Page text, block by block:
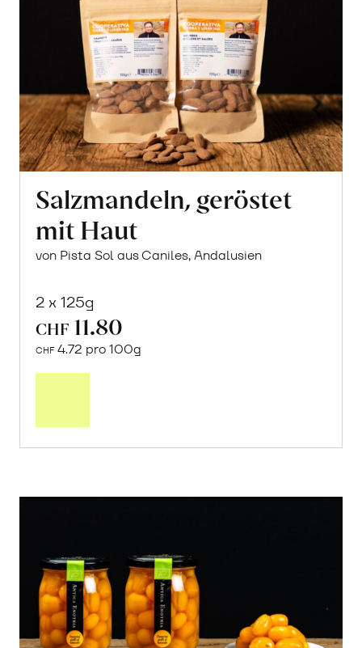
Salzmandeln, geröstet
mit Haut
von Pista Sol aus Caniles, Andalusien
2 x 125g
CHF 11.80
CHF 4.72 pro 100g